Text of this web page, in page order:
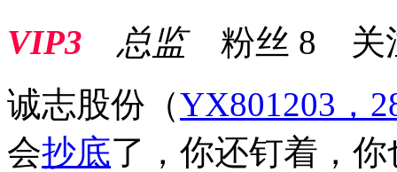
VIP3
总监粉丝 8 关
诚志股份 （YX801203，
会抄底了，你还钉着，